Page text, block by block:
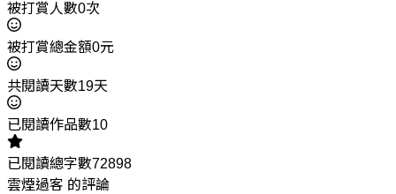
被打賞人數0次
被打賞總金額0元
共閱讀天數19天
已閱讀作品數10
已閱讀總字數72898
雲煙過客 的評論